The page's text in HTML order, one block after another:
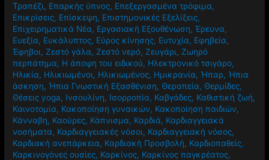
Τραπέζι, Επαρκής ύπνος, Επεξεργασμένα τρόφιμα,
Επικρίσεις, Επίσκεψη, Επιστημονικές Εξελίξεις,
Επιχειρηματικά Νέα, Εργασιακή Εξουθένωση,Έρευνα,
Ευεξία, Ευκάλυπτος, Εύρος κίνησης, Ευτυχία, Εφηβεία,
Έφηβοι,Ζεστό γάλα,Ζεστό νερό,Ζευγάρι,Ζωηρό
περπάτημα, Η άποψη του ειδικού, Ηλεκτρονικό τσιγάρο,
Ηλικία, Ηλικιωμένοι, Ηλικιωμένος, Ημικρανία, Ήπαρ, Ήπια
άσκηση, Ήπια Γνωστική Εξασθένιση, Θεραπεία, Θερμίδες,
Θέσεις yoga, Ινσουλίνη, Ισορροπία, Καβγάδες, Καθιστική ζωή,
Καινοτομία, Κακοποίηση γυναικών, Κακοποίηση παιδιών,
Κάνναβη, Καούρες, Κάπνισμα, Καρδιά, Καρδιαγγειακά
νοσήματα, Καρδιαγγειακές νόσοι, Καρδιαγγειακή νόσος,
Καρδιακή ανεπάρκεια, Καρδιακή Προσβολή, Καρδιοπαθείς,
Καρκινογόνες ουσίες, Καρκίνος, Καρκίνος παγκρέατος,